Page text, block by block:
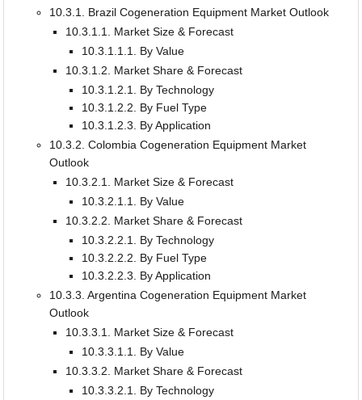
10.3.1. Brazil Cogeneration Equipment Market Outlook
10.3.1.1. Market Size & Forecast
10.3.1.1.1. By Value
10.3.1.2. Market Share & Forecast
10.3.1.2.1. By Technology
10.3.1.2.2. By Fuel Type
10.3.1.2.3. By Application
10.3.2. Colombia Cogeneration Equipment Market
Outlook
10.3.2.1. Market Size & Forecast
10.3.2.1.1. By Value
10.3.2.2. Market Share & Forecast
10.3.2.2.1. By Technology
10.3.2.2.2. By Fuel Type
10.3.2.2.3. By Application
10.3.3. Argentina Cogeneration Equipment Market
Outlook
10.3.3.1. Market Size & Forecast
10.3.3.1.1. By Value
10.3.3.2. Market Share & Forecast
10.3.3.2.1. By Technology